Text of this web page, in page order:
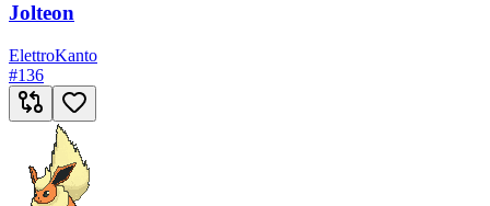
Jolteon
ElettroKanto
#136